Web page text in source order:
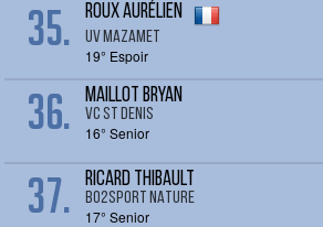
35. ROUX Aurélien
UV MAZAMET
19° Espoir
36. MAILLOT BRYAN
VC ST DENIS
16° Senior
37. RICARD THIBAULT
BO2SPORT NATURE
17° Senior